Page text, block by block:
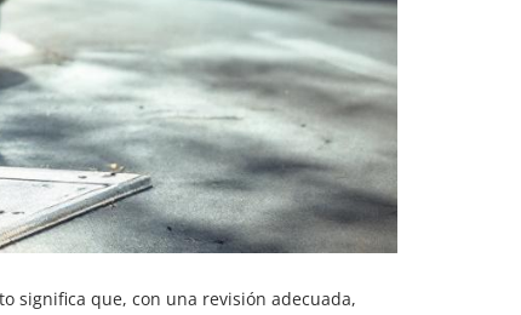
significa que, con una revisión adecuada,